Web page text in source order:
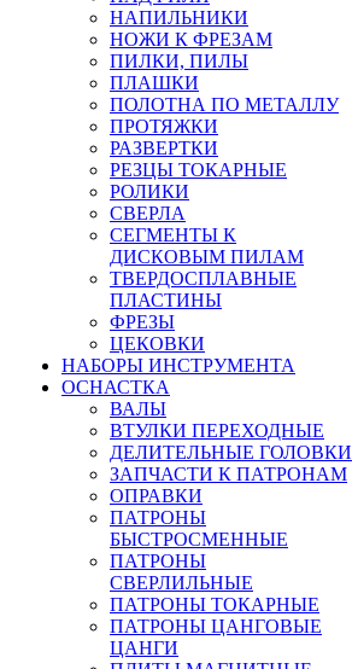
НАПИЛЬНИКИ
НОЖИ К ФРЕЗАМ
ПИЛКИ, ПИЛЫ
ПЛАШКИ
ПОЛОТНА ПО МЕТАЛЛУ
ПРОТЯЖКИ
РАЗВЕРТКИ
РЕЗЦЫ ТОКАРНЫЕ
РОЛИКИ
СВЕРЛА
СЕГМЕНТЫ К
ДИСКОВЫМ ПИЛАМ
ТВЕРДОСПЛАВНЫЕ
ПЛАСТИНЫ
ФРЕЗЫ
ЦЕКОВКИ
НАБОРЫ ИНСТРУМЕНТА
ОСНАСТКА
ВАЛЫ
ВТУЛКИ ПЕРЕХОДНЫЕ
ДЕЛИТЕЛЬНЫЕ ГОЛОВКИ
ЗАПЧАСТИ К ПАТРОНАМ
ОПРАВКИ
ПАТРОНЫ
БЫСТРОСМЕННЫЕ
ПАТРОНЫ
СВЕРЛИЛЬНЫЕ
ПАТРОНЫ ТОКАРНЫЕ
ПАТРОНЫ ЦАНГОВЫЕ
ЦАНГИ